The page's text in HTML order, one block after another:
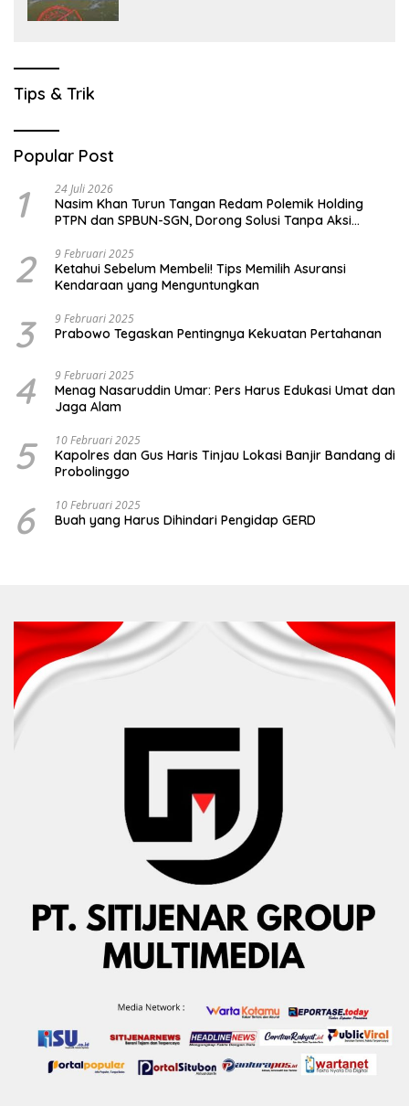
Tips & Trik
Popular Post
1 24 Juli 2026
Nasim Khan Turun Tangan Redam Polemik Holding
PTPN dan SPBUN-SGN, Dorong Solusi Tanpa Aksi
2 9 Februari 2025
Ketahui Sebelum Membeli! Tips Memilih Asuransi
Kendaraan yang Menguntungkan
3 9 Februari 2025
Prabowo Tegaskan Pentingnya Kekuatan Pertahanan
4 9 Februari 2025
Menag Nasaruddin Umar: Pers Harus Edukasi Umat dan
Jaga Alam
5 10 Februari 2025
Kapolres dan Gus Haris Tinjau Lokasi Banjir Bandang di
Probolinggo
6 10 Februari 2025
Buah yang Harus Dihindari Pengidap GERD